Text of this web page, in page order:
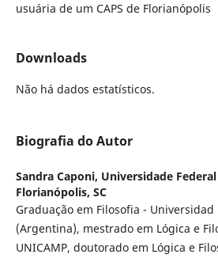
usuária de um CAPS de Florianópolis
Downloads
Não há dados estatísticos.
Biografia do Autor
Sandra Caponi, Universidade
Florianópolis, SC
Graduação em Filosofia -
(Argentina), mestrado em Lógica e
UNICAMP, doutorado em Lógica e